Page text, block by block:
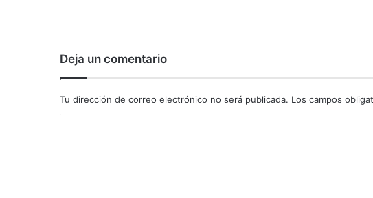
Deja un comentario
Tu dirección de correo electrónico no será publicada. Los campos